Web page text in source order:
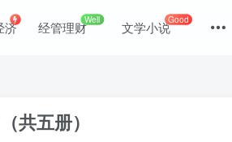
济 经管理财Well 文学小说Good
共五册）